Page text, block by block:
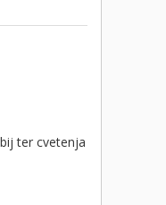
ter cvetenja